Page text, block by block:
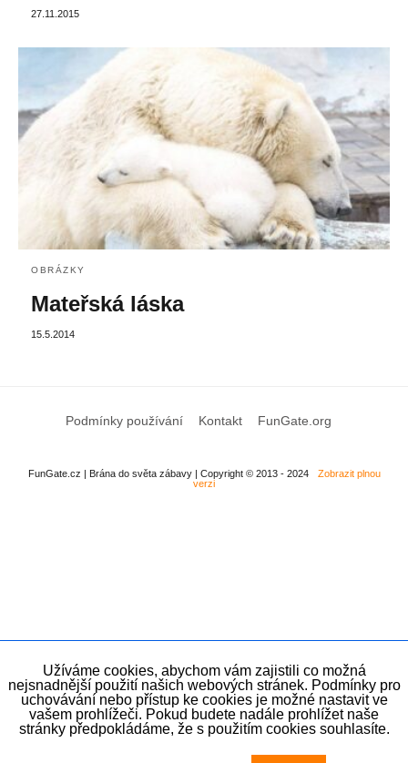
27.11.2015
OBRÁZKY
Mateřská láska
15.5.2014
Podmínky používání Kontakt FunGate.org
FunGate.cz | Brána do světa zábavy | Copyright © 2013 - 2024
Zobrazit plnou
verzi
Užíváme cookies, abychom vám zajistili co možná
nejsnadnější použití našich webových stránek. Podmínky pro
uchovávání nebo přístup ke cookies je možné nastavit ve
vašem prohlížeči. Pokud budete nadále prohlížet naše
stránky předpokládáme, že s použitím cookies souhlasíte.